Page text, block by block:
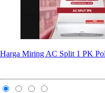
Harga Miring AC Split 1 PK